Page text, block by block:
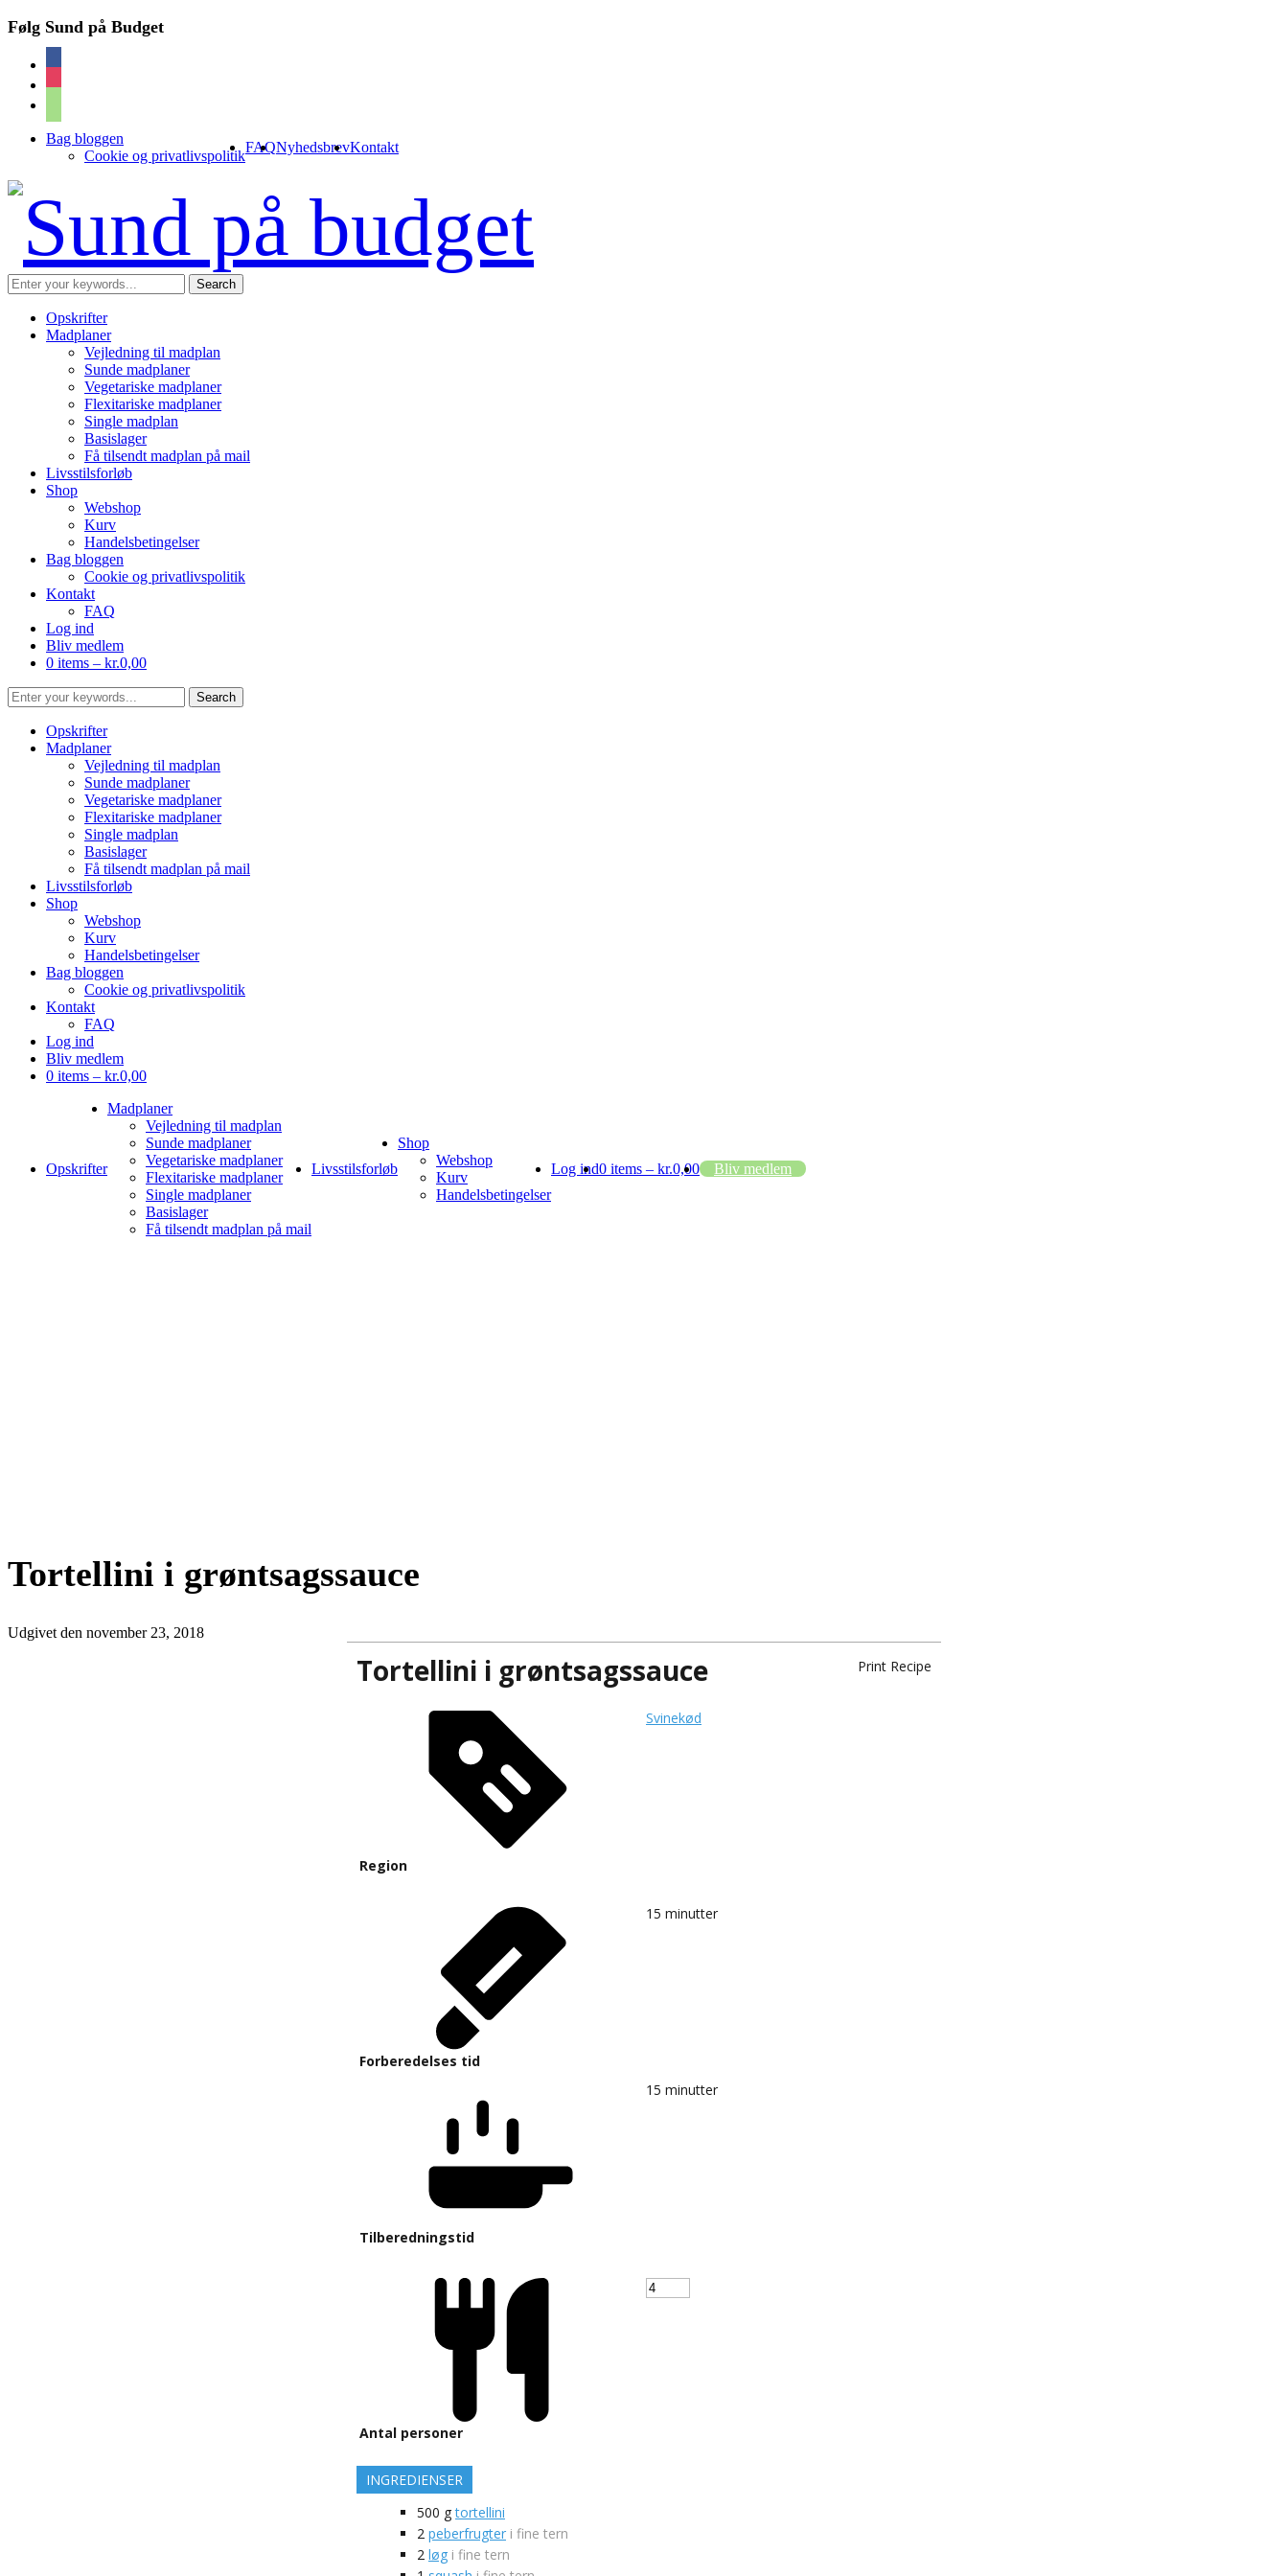
Følg Sund på Budget
Bag bloggen
Cookie og privatlivspolitik
FAQNyhedsbrevKontakt
Opskrifter
Madplaner
Vejledning til madplan
Sunde madplaner
Vegetariske madplaner
Flexitariske madplaner
Single madplan
Basislager
Få tilsendt madplan på mail
Livsstilsforløb
Shop
Webshop
Kurv
Handelsbetingelser
Bag bloggen
Cookie og privatlivspolitik
Kontakt
FAQ
Log ind
Bliv medlem
0 items – kr.0,00
Opskrifter
Madplaner
Vejledning til madplan
Sunde madplaner
Vegetariske madplaner
Flexitariske madplaner
Single madplan
Basislager
Få tilsendt madplan på mail
Livsstilsforløb
Shop
Webshop
Kurv
Handelsbetingelser
Bag bloggen
Cookie og privatlivspolitik
Kontakt
FAQ
Log ind
Bliv medlem
0 items – kr.0,00
Opskrifter
Madplaner
Vejledning til madplan
Sunde madplaner
Vegetariske madplaner
Flexitariske madplaner
Single madplaner
Basislager
Få tilsendt madplan på mail
Livsstilsforløb
Shop
Webshop
Kurv
Handelsbetingelser
Log ind Bliv medlem
0 items – kr.0,00
Tortellini i grøntsagssauce
Udgivet den november 23, 2018
Print Recipe
Tortellini i grøntsagssauce
Region
Svinekød
Forberedelses tid
15 minutter
Tilberedningstid
15 minutter
Antal personer
INGREDIENSER
500 g tortellini
2 peberfrugter i fine tern
2 løg i fine tern